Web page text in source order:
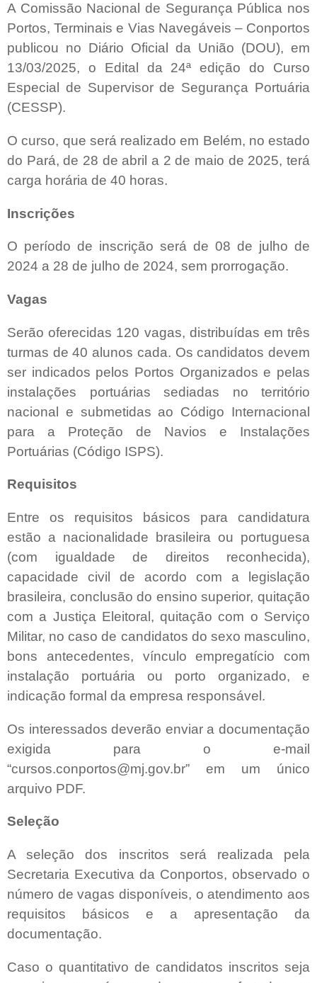
A Comissão Nacional de Segurança Pública nos
Portos, Terminais e Vias Navegáveis – Conportos
publicou no Diário Oficial da União (DOU), em
13/03/2025, o Edital da 24ª edição do Curso
Especial de Supervisor de Segurança Portuária
(CESSP).
O curso, que será realizado em Belém, no estado
do Pará, de 28 de abril a 2 de maio de 2025, terá
carga horária de 40 horas.
Inscrições
O período de inscrição será de 08 de julho de
2024 a 28 de julho de 2024, sem prorrogação.
Vagas
Serão oferecidas 120 vagas, distribuídas em três
turmas de 40 alunos cada. Os candidatos devem
ser indicados pelos Portos Organizados e pelas
instalações portuárias sediadas no território
nacional e submetidas ao Código Internacional
para a Proteção de Navios e Instalações
Portuárias (Código ISPS).
Requisitos
Entre os requisitos básicos para candidatura
estão a nacionalidade brasileira ou portuguesa
(com igualdade de direitos reconhecida),
capacidade civil de acordo com a legislação
brasileira, conclusão do ensino superior, quitação
com a Justiça Eleitoral, quitação com o Serviço
Militar, no caso de candidatos do sexo masculino,
bons antecedentes, vínculo empregatício com
instalação portuária ou porto organizado, e
indicação formal da empresa responsável.
Os interessados deverão enviar a documentação
exigida para o e-mail
“cursos.conportos@mj.gov.br” em um único
arquivo PDF.
Seleção
A seleção dos inscritos será realizada pela
Secretaria Executiva da Conportos, observado o
número de vagas disponíveis, o atendimento aos
requisitos básicos e a apresentação da
documentação.
Caso o quantitativo de candidatos inscritos seja